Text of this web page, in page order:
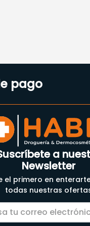
pago
a
Newsletter
el primero en
todas nuestras